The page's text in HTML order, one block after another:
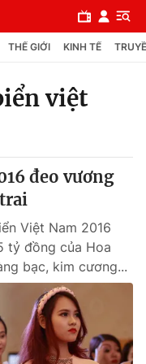
THẾ GIỚI KINH TẾ
việt
đeo vương
Việt Nam 2016
tỷ đồng của Hoa
bạc, kim cương...